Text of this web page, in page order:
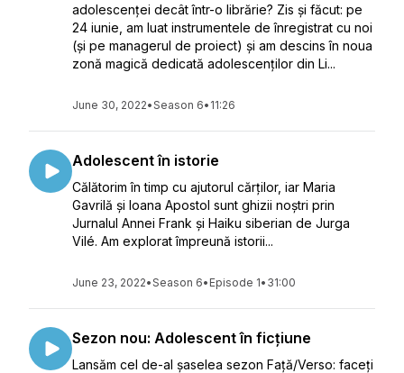
adolescenței decât într-o librărie? Zis și făcut: pe
24 iunie, am luat instrumentele de înregistrat cu noi
(și pe managerul de proiect) și am descins în noua
zonă magică dedicată adolescenților din Li...
June 30, 2022•Season 6• 11:26
Adolescent în istorie
Călătorim în timp cu ajutorul cărților, iar Maria
Gavrilă și Ioana Apostol sunt ghizii noștri prin
Jurnalul Annei Frank și Haiku siberian de Jurga
Vilé. Am explorat împreună istorii...
June 23, 2022•Season 6• Episode 1• 31:00
Sezon nou: Adolescent în ficțiune
Lansăm cel de-al șaselea sezon Față/Verso: faceți